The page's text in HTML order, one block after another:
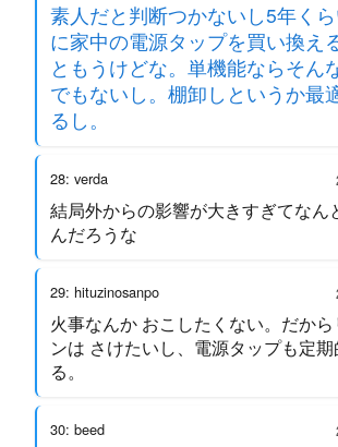
素人だと判断つかないし5年く
に家中の電源タップを買い換え
ともうけどな。単機能ならそん
でもないし。棚卸しというか最
るし。
28: verda
結局外からの影響が大きすぎてなん
んだろうな
29: hituzinosanpo
火事なんか おこしたくない。だか
ンは さけたいし、電源タップも定期
る。
30: beed